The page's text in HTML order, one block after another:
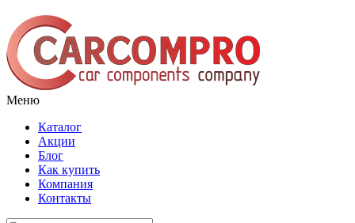
Меню
Каталог
Акции
Блог
Как купить
Компания
Контакты